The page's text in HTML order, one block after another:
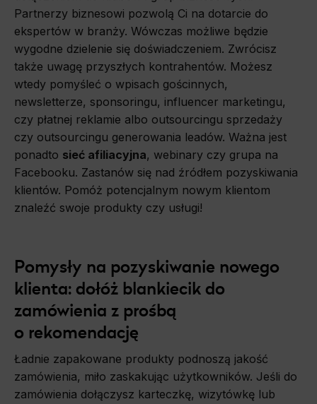
Marketing
and demographic criteria. Also, third-party files that, in conjunction with files installed while browsing other websites, profile the
Partnerzy biznesowi pozwolą Ci na dotarcie do
ekspertów w branży. Wówczas możliwe będzie
wygodne dzielenie się doświadczeniem. Zwrócisz
także uwagę przyszłych kontrahentów. Możesz
wtedy pomyśleć o wpisach gościnnych,
newsletterze, sponsoringu, influencer marketingu,
czy płatnej reklamie albo outsourcingu sprzedaży
czy outsourcingu generowania leadów. Ważna jest
ponadto sieć afiliacyjna, webinary czy grupa na
Facebooku. Zastanów się nad źródłem pozyskiwania
klientów. Pomóż potencjalnym nowym klientom
znaleźć swoje produkty czy usługi!
Pomysły na pozyskiwanie nowego
klienta: dołóż blankiecik do
zamówienia z prośbą
o rekomendację
Ładnie zapakowane produkty podnoszą jakość
zamówienia, miło zaskakując użytkowników. Jeśli do
zamówienia dołączysz karteczkę, wizytówkę lub